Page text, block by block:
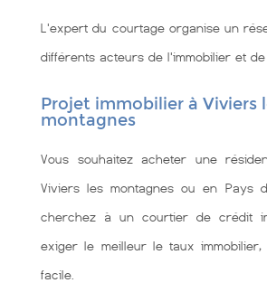
L'expert du courtage organise un
différents acteurs de l'immobilier et de
Projet immobilier à Viviers
montagnes
Vous souhaitez acheter une
Viviers les montagnes ou en Pays
cherchez à un courtier de crédit
exiger le meilleur le taux
facile.